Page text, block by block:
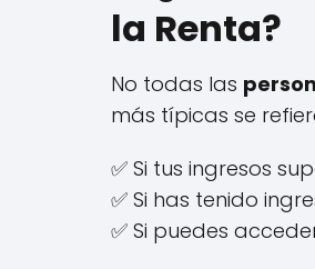
la Renta?
No todas las
más típicas se
✅ Si tus ingresos
✅ Si has tenido
✅ Si puedes